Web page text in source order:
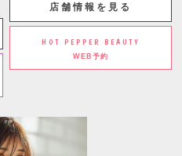
店舗情報を見る
HOT PEPPER BEAUTY
WEB予約